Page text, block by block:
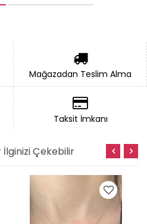
Mağazadan Teslim Alma
Taksit İmkanı
İlginizi Çekebilir